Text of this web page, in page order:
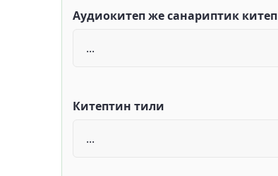
Аудиокитеп же санариптик китеп
Китептин тили